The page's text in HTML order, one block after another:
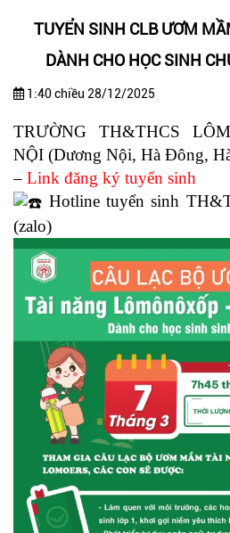
TUYỂN SINH CLB ƯƠM
DÀNH CHO HỌC SINH
1:40 chiều 28/12/2025
TRƯỜNG TH&THCS
NỘI (Dương Nội, Hà Đông,
– Link đăng ký tuyển sinh
Hotline tuyển sinh
(zalo)